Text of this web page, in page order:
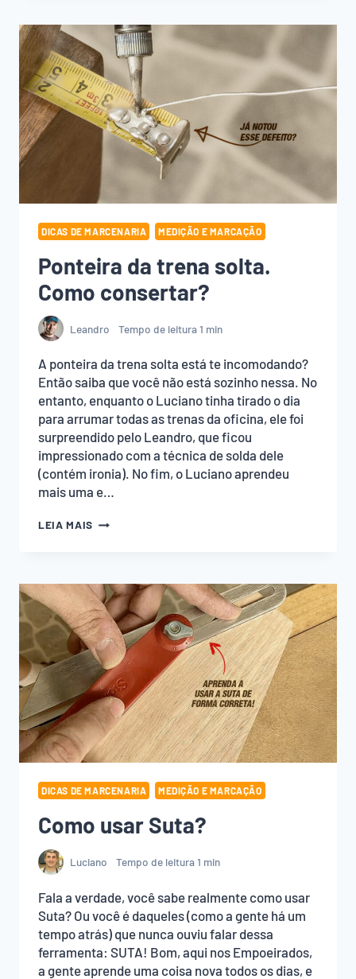
CALCULADORA
DICAS DE MARCENARIA MEDIÇÃO E MARCAÇÃO
Ponteira da trena solta.
Como consertar?
Leandro Tempo de leitura1 min
A ponteira da trena solta está te incomodando?
Então saiba que você não está sozinho nessa. No
entanto, enquanto o Luciano tinha tirado o dia
para arrumar todas as trenas da oficina, ele foi
surpreendido pelo Leandro, que ficou
impressionado com a técnica de solda dele
(contém ironia). No fim, o Luciano aprendeu
mais uma e…
LEIA MAIS PONTEIRA
COMO
CONSERTAR?
DICAS DE MARCENARIA MEDIÇÃO E MARCAÇÃO
Como usar Suta?
Luciano Tempo de leitura1 min
Fala a verdade, você sabe realmente como usar
Suta? Ou você é daqueles (como a gente há um
tempo atrás) que nunca ouviu falar dessa
ferramenta: SUTA! Bom, aqui nos Empoeirados,
a gente aprende uma coisa nova todos os dias, e